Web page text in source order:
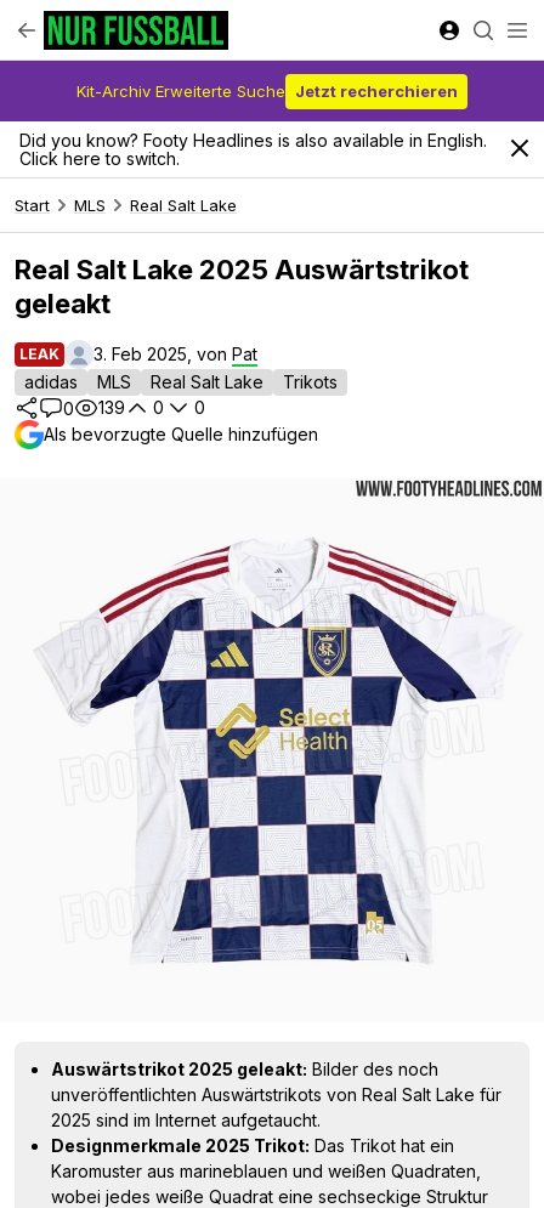
Kit-Archiv Erweiterte Suche Jetzt recherchieren
Did you know? Footy Headlines is also available in English.
Click here to switch.
Start MLS Real Salt Lake
Real Salt Lake 2025 Auswärtstrikot
geleakt
LEAK 3. Feb 2025, von Pat
adidas
MLS Real Salt Lake
Trikots
0
139 0
0
Als bevorzugte Quelle hinzufügen
Auswärtstrikot 2025 geleakt: Bilder des noch
unveröffentlichten Auswärtstrikots von Real Salt Lake für
2025 sind im Internet aufgetaucht.
Designmerkmale 2025 Trikot: Das Trikot hat ein
Karomuster aus marineblauen und weißen Quadraten,
wobei jedes weiße Quadrat eine sechseckige Struktur